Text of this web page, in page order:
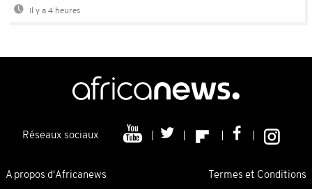
Il y a 4 heures
Réseaux sociaux
A propos d'Africanews Termes et Conditions